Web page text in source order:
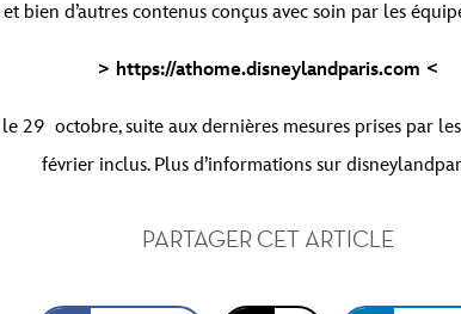
bien d’autres contenus conçus avec soin par les
> https://athome.disneylandparis.com <
29 octobre, suite aux dernières mesures prises par
février inclus. Plus d’informations sur
PARTAGER CET ARTICLE